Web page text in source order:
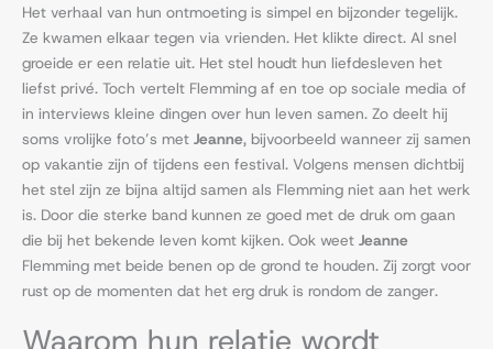
Het verhaal van hun ontmoeting is simpel en bijzonder tegelijk.
Ze kwamen elkaar tegen via vrienden. Het klikte direct. Al snel
groeide er een relatie uit. Het stel houdt hun liefdesleven het
liefst privé. Toch vertelt Flemming af en toe op sociale media of
in interviews kleine dingen over hun leven samen. Zo deelt hij
soms vrolijke foto’s met Jeanne, bijvoorbeeld wanneer zij samen
op vakantie zijn of tijdens een festival. Volgens mensen dichtbij
het stel zijn ze bijna altijd samen als Flemming niet aan het werk
is. Door die sterke band kunnen ze goed met de druk om gaan
die bij het bekende leven komt kijken. Ook weet Jeanne
Flemming met beide benen op de grond te houden. Zij zorgt voor
rust op de momenten dat het erg druk is rondom de zanger.
Waarom hun relatie wordt